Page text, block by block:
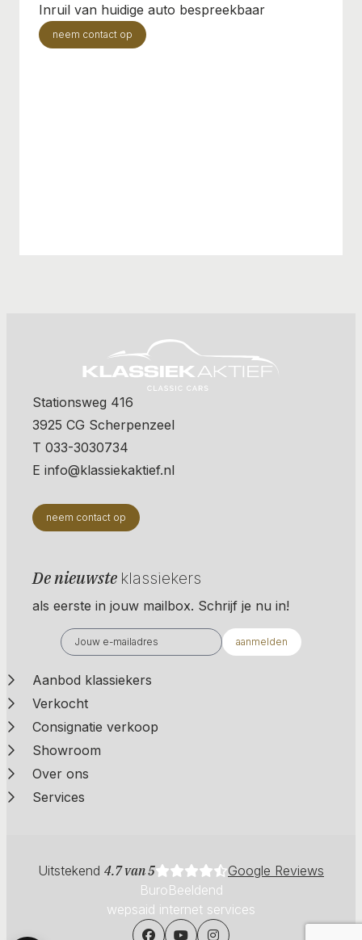
Inruil van huidige auto bespreekbaar
neem contact op
Stationsweg 416
3925 CG Scherpenzeel
T 033-3030734
E info@klassiekaktief.nl
neem contact op
De nieuwste klassiekers
als eerste in jouw mailbox. Schrijf je nu in!
aanmelden
Aanbod klassiekers
Verkocht
Consignatie verkoop
Showroom
Over ons
Services
Uitstekend 4.7 van 5
Google Reviews
BuroBeeldend
wepsaid internet services